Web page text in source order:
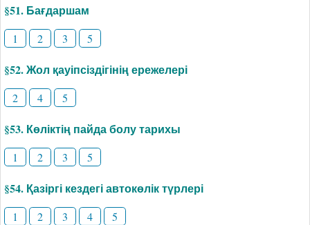
§51. Бағдаршам
1 2 3 5
§52. Жол қауіпсіздігінің ережелері
2 4 5
§53. Көліктің пайда болу тарихы
1 2 3 5
§54. Қазіргі кездегі автокөлік түрлері
1 2 3 4 5